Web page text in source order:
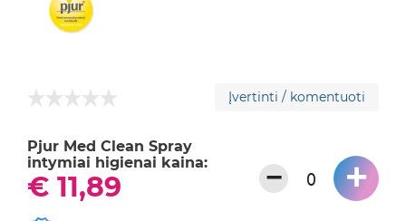
Įvertinti / komentuoti
Pjur Med Clean Spray
intymiai higienai kaina:
€ 11,89 − +